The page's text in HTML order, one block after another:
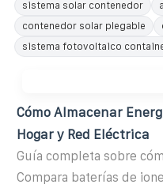
sistema solar contenedor
contenedor solar plegable
sistema fotovoltaico
Cómo Almacenar
Hogar y Red Eléctrica
Guía completa sobre
Compara baterías de